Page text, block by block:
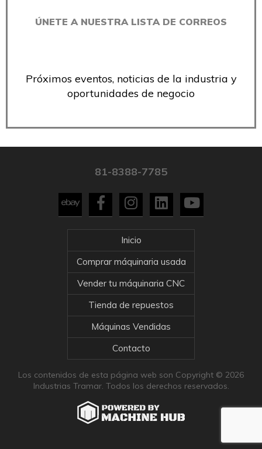
ÚNETE A NUESTRA LISTA DE CORREOS
Próximos eventos, noticias de la industria y
oportunidades de negocio
81-8388-7785
Inicio
Comprar máquinaria usada
Vender tu máquinaria CNC
Tienda de repuestos
Máquinas Vendidas
Contacto
Los contenidos de esta página web son Copyright © 2026
Industrias Tramar. Todos los derechos reservados.